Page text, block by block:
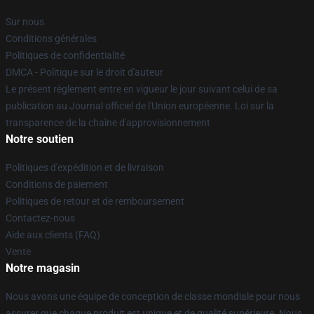
Sur nous
Conditions générales
Politiques de confidentialité
DMCA - Politique sur le droit d'auteur
Le présent règlement entre en vigueur le jour suivant celui de sa
publication au Journal officiel de l'Union européenne. Loi sur la
transparence de la chaîne d'approvisionnement
Notre soutien
Politiques d'expédition et de livraison
Conditions de paiement
Politiques de retour et de remboursement
Contactez-nous
Aide aux clients (FAQ)
Vente
Notre magasin
Nous avons une équipe de conception de classe mondiale pour nous